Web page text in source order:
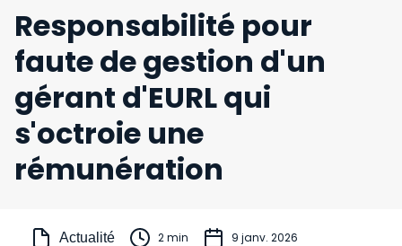
Responsabilité pour
faute de gestion d'un
gérant d'EURL qui
s'octroie une
rémunération
Actualité 2 min 9 janv. 2026